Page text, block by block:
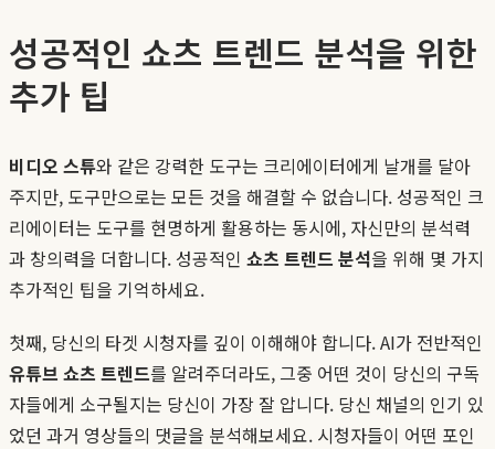
성공적인 쇼츠 트렌드 분석을 위한
추가 팁
비디오 스튜와 같은 강력한 도구는 크리에이터에게 날개를 달아
주지만, 도구만으로는 모든 것을 해결할 수 없습니다. 성공적인 크
리에이터는 도구를 현명하게 활용하는 동시에, 자신만의 분석력
과 창의력을 더합니다. 성공적인 쇼츠 트렌드 분석을 위해 몇 가지
추가적인 팁을 기억하세요.
첫째, 당신의 타겟 시청자를 깊이 이해해야 합니다. AI가 전반적인
유튜브 쇼츠 트렌드를 알려주더라도, 그중 어떤 것이 당신의 구독
자들에게 소구될지는 당신이 가장 잘 압니다. 당신 채널의 인기 있
었던 과거 영상들의 댓글을 분석해보세요. 시청자들이 어떤 포인